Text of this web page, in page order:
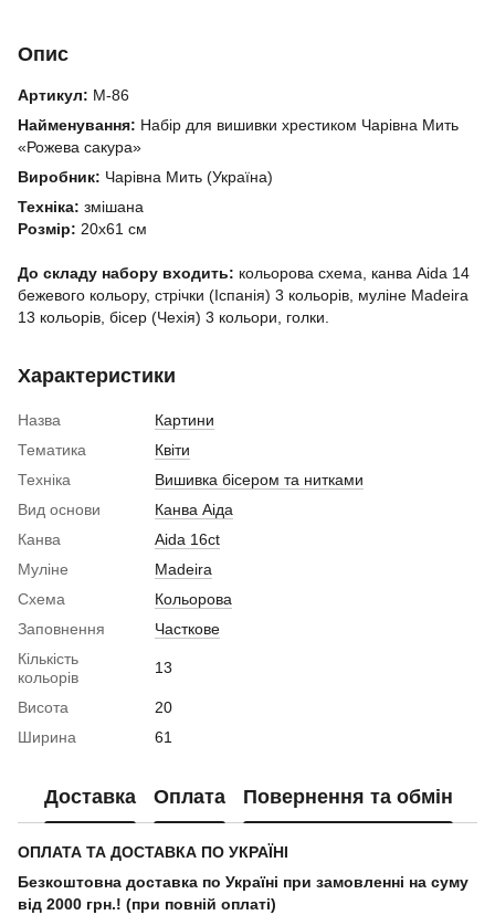
Опис
Артикул: М-86
Найменування: Набір для вишивки хрестиком Чарівна Мить
«Рожева сакура»
Виробник: Чарівна Мить (Україна)
Техніка: змішана
Розмір: 20x61 см
До складу набору входить: кольорова схема, канва Aida 14
бежевого кольору, стрічки (Іспанія) 3 кольорів, муліне Madeira
13 кольорів, бісер (Чехія) 3 кольори, голки.
Характеристики
Назва
Картини
Тематика
Квіти
Техніка
Вишивка бісером та нитками
Вид основи
Канва Аіда
Канва
Aida 16ct
Муліне
Madeira
Схема
Кольорова
Заповнення
Часткове
Кількість
кольорів
13
Висота
20
Ширина
61
Доставка Оплата Повернення та обмін
ОПЛАТА ТА ДОСТАВКА ПО УКРАЇНІ
Безкоштовна доставка по Україні при замовленні на суму
від 2000 грн.! (при повній оплаті)